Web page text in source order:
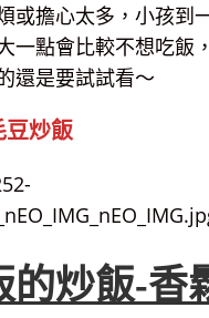
或擔心太多，小孩到
一點會比較不想吃飯
還是要試試看～
豆炒飯
的炒飯-香